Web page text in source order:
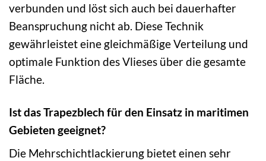
verbunden und löst sich auch bei dauerhafter
Beanspruchung nicht ab. Diese Technik
gewährleistet eine gleichmäßige Verteilung und
optimale Funktion des Vlieses über die gesamte
Fläche.
Ist das Trapezblech für den Einsatz in maritimen
Gebieten geeignet?
Die Mehrschichtlackierung bietet einen sehr